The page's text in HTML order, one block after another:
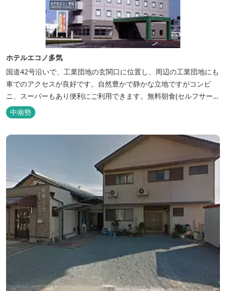
ホテルエコノ多気
国道42号沿いで、工業団地の玄関口に位置し、周辺の工業団地にも
車でのアクセスが良好です。自然豊かで静かな立地ですがコンビ
ニ、スーパーもあり便利にご利用できます。無料朝食(セルフサービ
ス)、大型無料駐車場も完備。
中南勢